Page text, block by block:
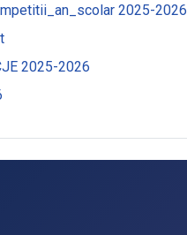
2025-2026
2025-2026